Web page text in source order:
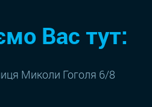
Вас тут:
Миколи Гоголя 6/8